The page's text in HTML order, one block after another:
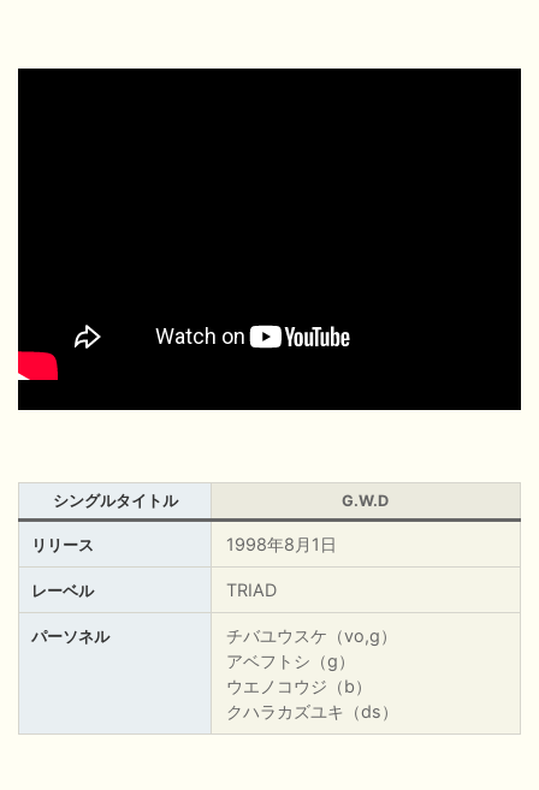
シングルタイトル G.W.D
リリース 1998年8月1日
レーベル TRIAD
パーソネル
チバユウスケ（vo,g）
アベフトシ（g）
ウエノコウジ（b）
クハラカズユキ（ds）